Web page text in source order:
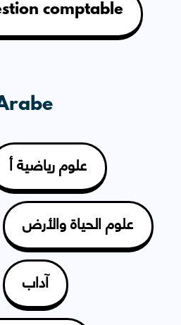
comptable
علوم رياضية أ
علوم الحياة والأرض
آداب